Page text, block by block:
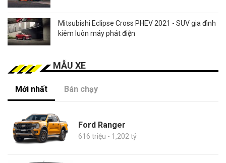
Mitsubishi Eclipse Cross PHEV 2021 - SUV gia đình
kiêm luôn máy phát điện
MẪU XE
Mới nhất Bán chạy
Ford Ranger
616 triệu - 1,202 tỷ